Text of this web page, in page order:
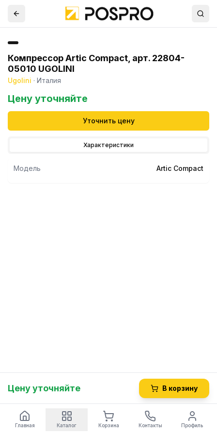
Компрессор Artic Compact, арт. 22804-
05010 UGOLINI
Ugolini · Италия
Цену уточняйте
Уточнить цену
Характеристики
Модель Artic Compact
Цену уточняйте В корзину
Главная Каталог Корзина Контакты Профиль